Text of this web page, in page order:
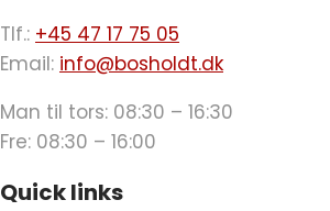
Tlf.: +45 47 17 75 05
Email: info@bosholdt.dk
Man til tors: 08:30 – 16:30
Fre: 08:30 – 16:00
Quick links